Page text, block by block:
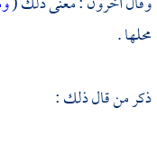
محلها .
ذكر من قال ذلك :